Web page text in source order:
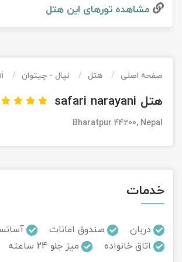
مشاهده تور‌های این هتل
صفحه اصلی هتل نپال - چیتوان
هتل safari narayani
Bharatpur 44200, Nepal
خدمات
دربان صندوق امانات
اتاق خانواده
میز جلو 24 ساعته
تور کویر کاراکال
تور کویر مصر
تور ماسوله
تور مرداب سراوان
تور گلستان
تور کیش از ساری
اقساطی
تور کیش از بندرعباس
اقساطی
تور قزاقستان اقساطی
تور زیارتی اقساطی